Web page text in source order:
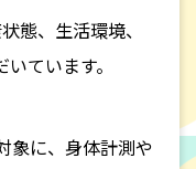
態、生活環境、
ています。
象に、身体計測や